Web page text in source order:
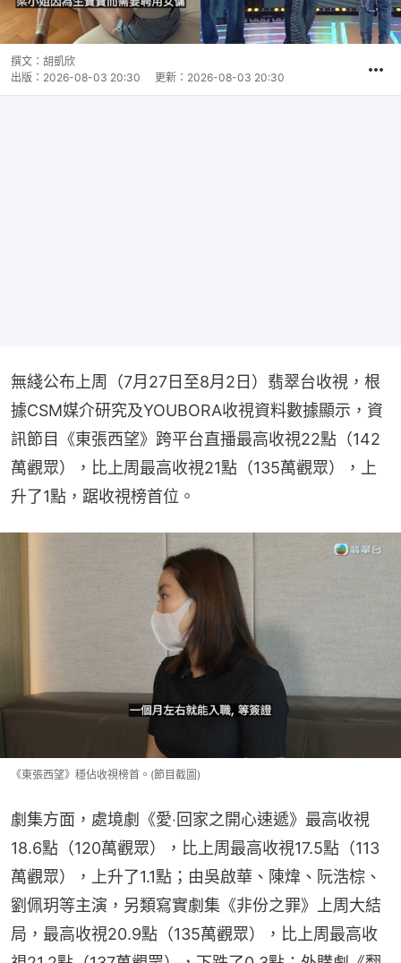
撰文： 胡凱欣
出版： 2026-08-03 20:30 更新： 2026-08-03 20:30
無綫公布上周（7月27日至8月2日）翡翠台收視，根
據CSM媒介研究及YOUBORA收視資料數據顯示，資
訊節目《東張西望》跨平台直播最高收視22點（142
萬觀眾），比上周最高收視21點（135萬觀眾），上
升了1點，踞收視榜首位。
《東張西望》穩佔收視榜首。(節目截圖)
劇集方面，處境劇《愛‧回家之開心速遞》最高收視
18.6點（120萬觀眾），比上周最高收視17.5點（113
萬觀眾），上升了1.1點；由吳啟華、陳煒、阮浩棕、
劉佩玥等主演，另類寫實劇集《非份之罪》上周大結
局，最高收視20.9點（135萬觀眾），比上周最高收